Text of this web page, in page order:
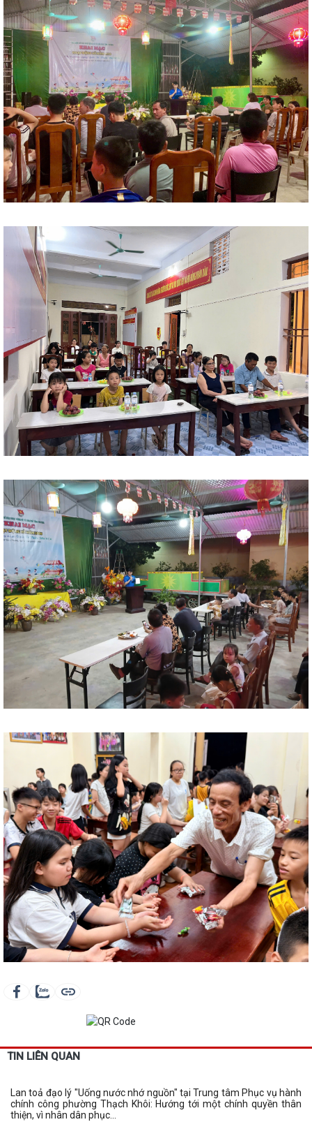
TIN LIÊN QUAN
Lan toả đạo lý "Uống nước nhớ nguồn" tại Trung tâm Phục vụ hành
chính công phường Thạch Khôi: Hướng tới một chính quyền thân
thiện, vì nhân dân phục...